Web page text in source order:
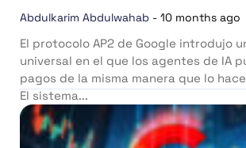
Abdulkarim Abdulwahab - 10 months ago
El protocolo AP2 de Google introdujo
universal en el que los agentes de IA
pagos de la misma manera que lo
El sistema...